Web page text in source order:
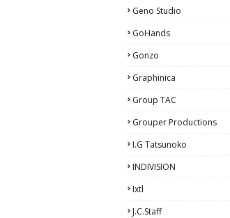
Geno Studio
GoHands
Gonzo
Graphinica
Group TAC
Grouper Productions
I.G Tatsunoko
INDIVISION
Ixtl
J.C.Staff